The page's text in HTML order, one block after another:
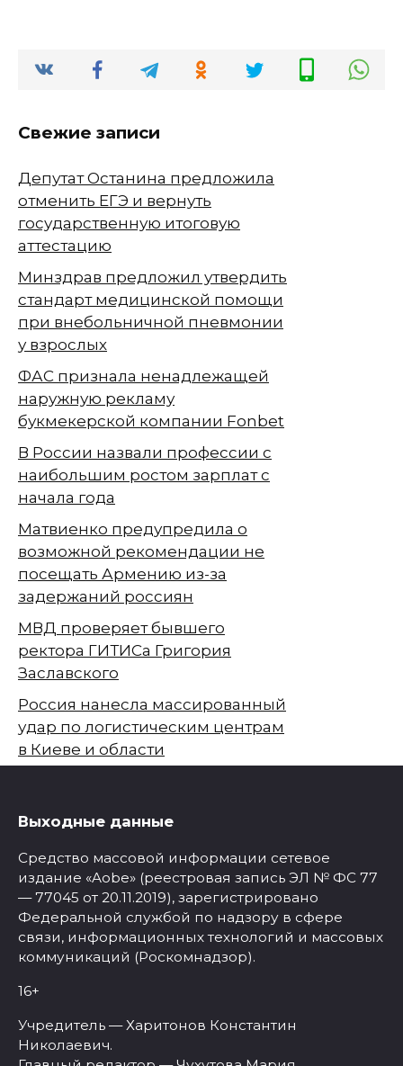
Свежие записи
Депутат Останина предложила
отменить ЕГЭ и вернуть
государственную итоговую
аттестацию
Минздрав предложил утвердить
стандарт медицинской помощи
при внебольничной пневмонии
у взрослых
ФАС признала ненадлежащей
наружную рекламу
букмекерской компании Fonbet
В России назвали профессии с
наибольшим ростом зарплат с
начала года
Матвиенко предупредила о
возможной рекомендации не
посещать Армению из-за
задержаний россиян
МВД проверяет бывшего
ректора ГИТИСа Григория
Заславского
Россия нанесла массированный
удар по логистическим центрам
в Киеве и области
Выходные данные
Средство массовой информации сетевое
издание «Aobe» (реестровая запись ЭЛ № ФС 77
— 77045 от 20.11.2019), зарегистрировано
Федеральной службой по надзору в сфере
связи, информационных технологий и массовых
коммуникаций (Роскомнадзор).
16+
Учредитель — Харитонов Константин
Николаевич.